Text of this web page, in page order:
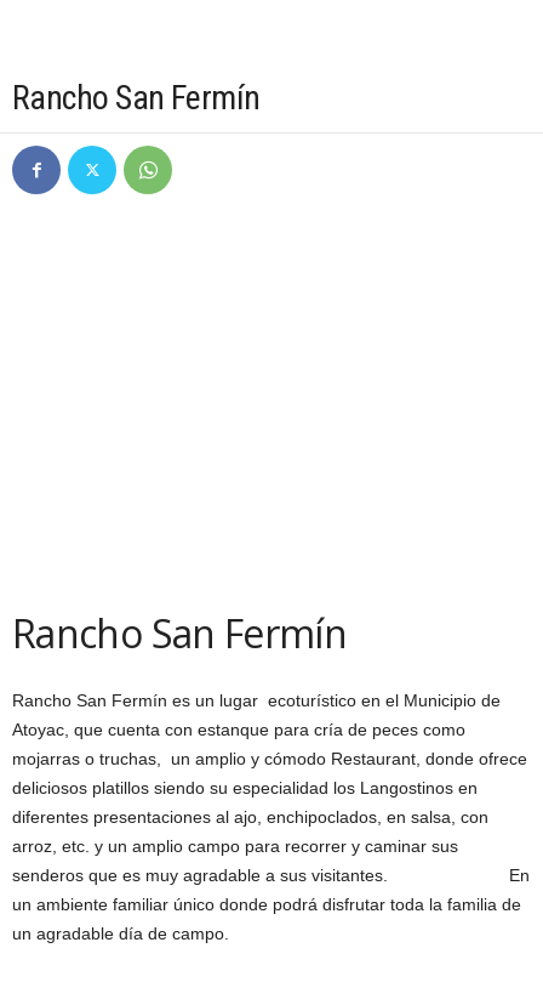
Rancho San Fermín
Rancho San Fermín
Rancho San Fermín es un lugar ecoturístico en el Municipio de
Atoyac, que cuenta con estanque para cría de peces como
mojarras o truchas, un amplio y cómodo Restaurant, donde ofrece
deliciosos platillos siendo su especialidad los Langostinos en
diferentes presentaciones al ajo, enchipoclados, en salsa, con
arroz, etc. y un amplio campo para recorrer y caminar sus
senderos que es muy agradable a sus visitantes. En
un ambiente familiar único donde podrá disfrutar toda la familia de
un agradable día de campo.